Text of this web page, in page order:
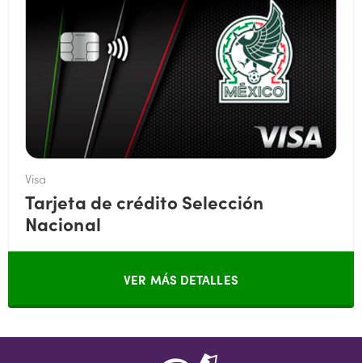
Visa
Tarjeta de crédito Selección
Nacional
VER MÁS DETALLES